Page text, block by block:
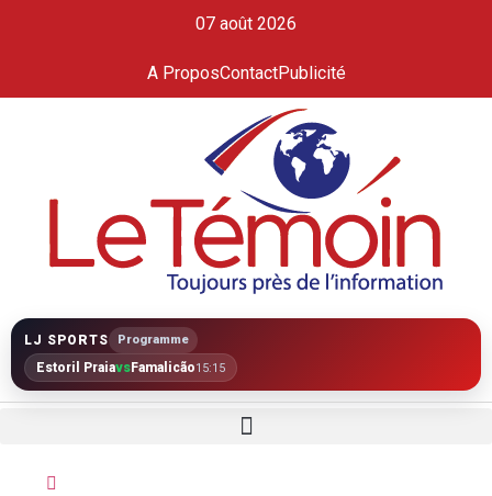
07 août 2026
A ProposContactPublicité
LJ SPORTS Programme
Estoril PraiavsFamalicão15:15